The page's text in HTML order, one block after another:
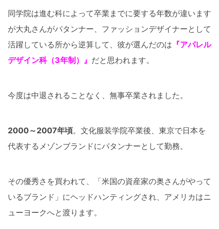
同学院は進む科によって卒業までに要する年数が違います
が大丸さんがパタンナー、ファッションデザイナーとして
活躍している所から逆算して、彼が選んだのは 『アパレル
デザイン科（3年制）』 だと思われます。
今度は中退されることなく、無事卒業されました。
2000～2007年頃。文化服装学院卒業後、東京で日本を
代表するメゾンブランドにパタンナーとして勤務。
その優秀さを買われて、「米国の資産家の奥さんがやって
いるブランド」にヘッドハンティングされ、アメリカはニ
ューヨークへと渡ります。